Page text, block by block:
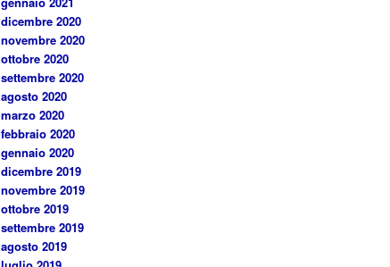
dicembre 2020
novembre 2020
ottobre 2020
settembre 2020
agosto 2020
marzo 2020
febbraio 2020
gennaio 2020
dicembre 2019
novembre 2019
ottobre 2019
settembre 2019
agosto 2019